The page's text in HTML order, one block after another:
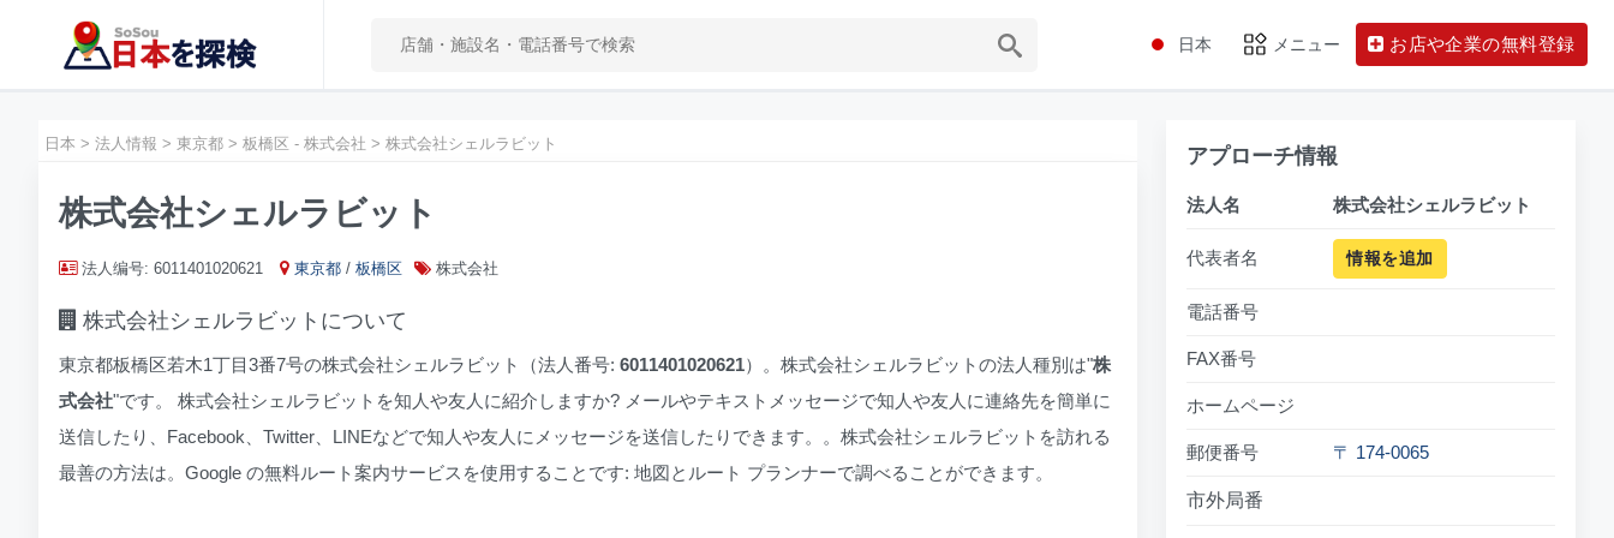
日本 メニュー お店や企業の無料登録
日本 > 法人情報 > 東京都 > 板橋区 - 株式会社 > 株式会社シェルラビット
株式会社シェルラビット
法人编号: 6011401020621 東京都 / 板橋区 株式会社
株式会社シェルラビットについて
東京都板橋区若木1丁目3番7号の株式会社シェルラビット（法人番号: 6011401020621）。株式会社シェルラビットの法人種別は"株
式会社"です。 株式会社シェルラビットを知人や友人に紹介しますか? メールやテキストメッセージで知人や友人に連絡先を簡単に
送信したり、Facebook、Twitter、LINEなどで知人や友人にメッセージを送信したりできます。。株式会社シェルラビットを訪れる
最善の方法は。Google の無料ルート案内サービスを使用することです: 地図とルート プランナーで調べることができます。
アプローチ情報
法人名 株式会社シェルラビット
代表者名 情報を追加
電話番号
FAX番号
ホームページ
郵便番号 〒 174-0065
市外局番